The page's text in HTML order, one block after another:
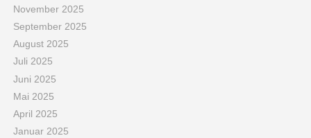
November 2025
September 2025
August 2025
Juli 2025
Juni 2025
Mai 2025
April 2025
Januar 2025